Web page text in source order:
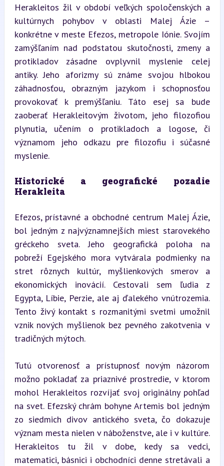
Herakleitos žil v období veľkých spoločenských a
kultúrnych pohybov v oblasti Malej Ázie –
konkrétne v meste Efezos, metropole Iónie. Svojím
zamýšľaním nad podstatou skutočnosti, zmeny a
protikladov zásadne ovplyvnil myslenie celej
antiky. Jeho aforizmy sú známe svojou hlbokou
záhadnosťou, obrazným jazykom i schopnosťou
provokovať k premýšľaniu. Táto esej sa bude
zaoberať Herakleitovým životom, jeho filozofiou
plynutia, učením o protikladoch a logose, či
významom jeho odkazu pre filozofiu i súčasné
myslenie.
Historické a geografické pozadie
Herakleita
Efezos, prístavné a obchodné centrum Malej Ázie,
bol jedným z najvýznamnejších miest starovekého
gréckeho sveta. Jeho geografická poloha na
pobreží Egejského mora vytvárala podmienky na
stret rôznych kultúr, myšlienkových smerov a
ekonomických inovácií. Cestovali sem ľudia z
Egypta, Líbie, Perzie, ale aj ďalekého vnútrozemia.
Tento živý kontakt s rozmanitými svetmi umožnil
vznik nových myšlienok bez pevného zakotvenia v
tradičných mýtoch.
Tutú otvorenosť a prístupnosť novým názorom
možno pokladať za priaznivé prostredie, v ktorom
mohol Herakleitos rozvíjať svoj originálny pohľad
na svet. Efezský chrám bohyne Artemis bol jedným
zo siedmich divov antického sveta, čo dokazuje
význam mesta nielen v náboženstve, ale i v kultúre.
Herakleitos tu žil v dobe, kedy sa vedci,
matematici, básnici i obchodníci denne stretávali a